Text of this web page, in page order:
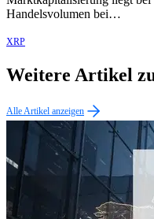
Handelsvolumen bei…
XRP
Weitere Artikel
Alle Artikel anzeigen